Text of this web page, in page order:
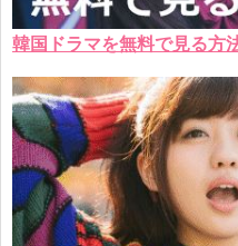
韓国ドラマを無料で見る方